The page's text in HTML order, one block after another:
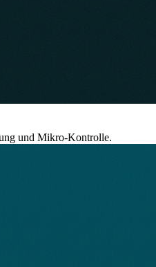
und Mikro-Kontrolle.